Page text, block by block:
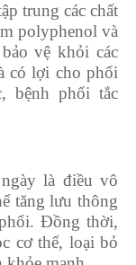
trung các chất
polyphenol và
vệ khỏi các
có lợi cho phổi
bệnh phổi tắc
là điều vô
tăng lưu thông
Đồng thời,
cơ thể, loại bỏ